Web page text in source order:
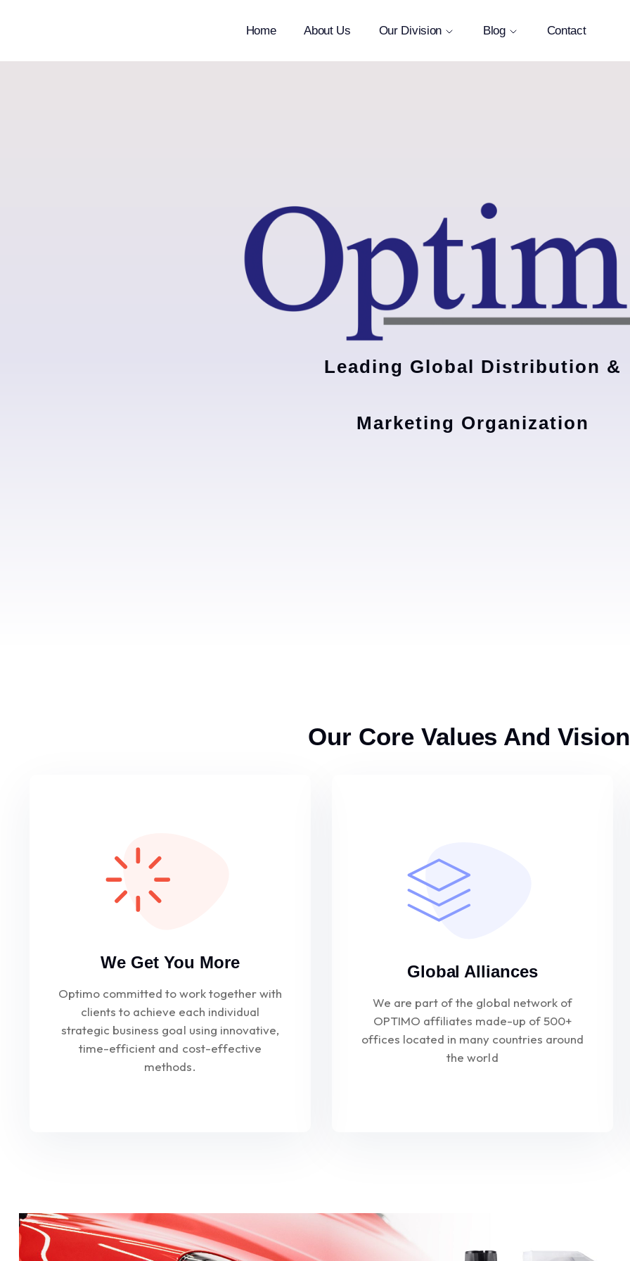
Home About Us Our Division Blog Contact
Leading Global Distribution &
Marketing Organization
Our Core Values And
We Get You More
Optimo committed to work together with
clients to achieve each individual
strategic business goal using innovative,
time-efficient and cost-effective
methods.
Global Alliances
We are part of the global network of
OPTIMO affiliates made-up of 500+
offices located in many countries around
the world